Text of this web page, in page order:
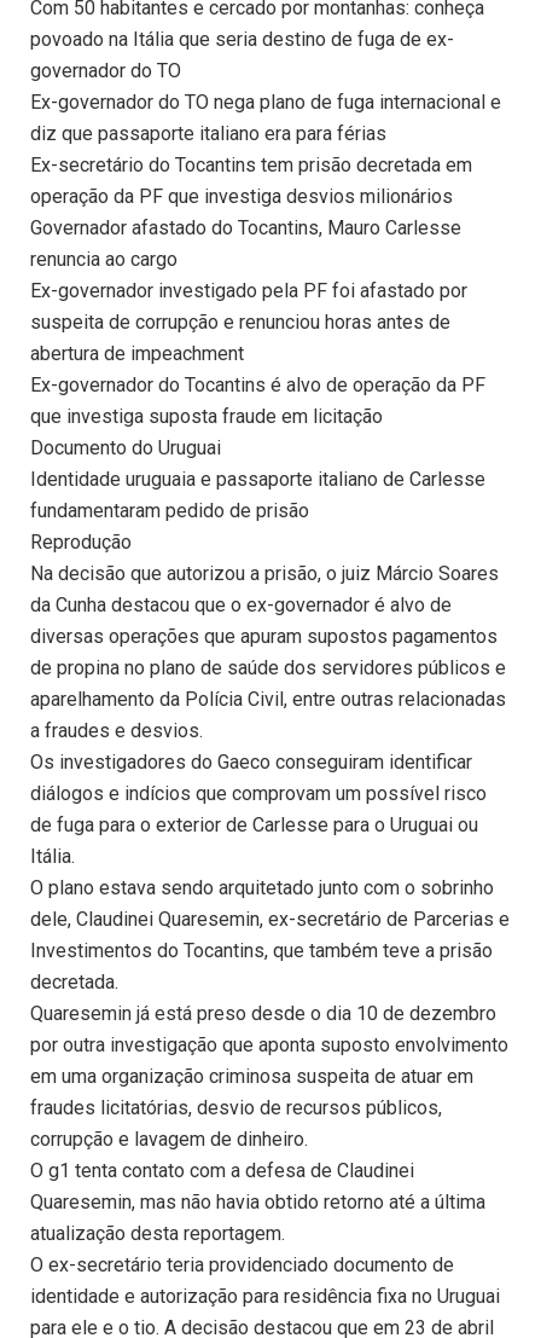
Com 50 habitantes e cercado por montanhas: conheça
povoado na Itália que seria destino de fuga de ex-
governador do TO
Ex-governador do TO nega plano de fuga internacional e
diz que passaporte italiano era para férias
Ex-secretário do Tocantins tem prisão decretada em
operação da PF que investiga desvios milionários
Governador afastado do Tocantins, Mauro Carlesse
renuncia ao cargo
Ex-governador investigado pela PF foi afastado por
suspeita de corrupção e renunciou horas antes de
abertura de impeachment
Ex-governador do Tocantins é alvo de operação da PF
que investiga suposta fraude em licitação
Documento do Uruguai
Identidade uruguaia e passaporte italiano de Carlesse
fundamentaram pedido de prisão
Reprodução
Na decisão que autorizou a prisão, o juiz Márcio Soares
da Cunha destacou que o ex-governador é alvo de
diversas operações que apuram supostos pagamentos
de propina no plano de saúde dos servidores públicos e
aparelhamento da Polícia Civil, entre outras relacionadas
a fraudes e desvios.
Os investigadores do Gaeco conseguiram identificar
diálogos e indícios que comprovam um possível risco
de fuga para o exterior de Carlesse para o Uruguai ou
Itália.
O plano estava sendo arquitetado junto com o sobrinho
dele, Claudinei Quaresemin, ex-secretário de Parcerias e
Investimentos do Tocantins, que também teve a prisão
decretada.
Quaresemin já está preso desde o dia 10 de dezembro
por outra investigação que aponta suposto envolvimento
em uma organização criminosa suspeita de atuar em
fraudes licitatórias, desvio de recursos públicos,
corrupção e lavagem de dinheiro.
O g1 tenta contato com a defesa de Claudinei
Quaresemin, mas não havia obtido retorno até a última
atualização desta reportagem.
O ex-secretário teria providenciado documento de
identidade e autorização para residência fixa no Uruguai
para ele e o tio. A decisão destacou que em 23 de abril